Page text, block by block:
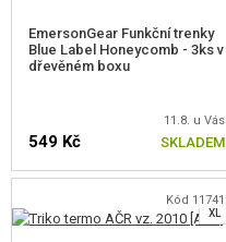
VAŘENÍ
KŠILTOVKY, ČEPICE
ŠÁTKY
EmersonGear Funkční trenky
Blue Label Honeycomb - 3ks v
dřevěném boxu
11.8. u Vás
549 Kč SKLADEM
ZVOLTE VELIKOST
Kód 11741
XL